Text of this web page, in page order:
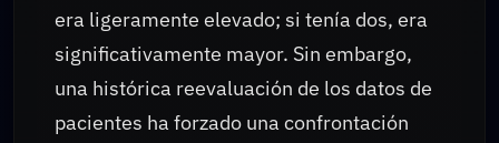
era ligeramente elevado; si tenía dos, era
significativamente mayor. Sin embargo,
una histórica reevaluación de los datos de
pacientes ha forzado una confrontación